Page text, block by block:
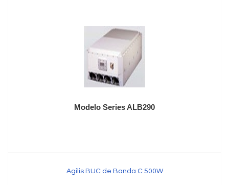
Modelo Series ALB290
Agilis BUC de Banda C 500W